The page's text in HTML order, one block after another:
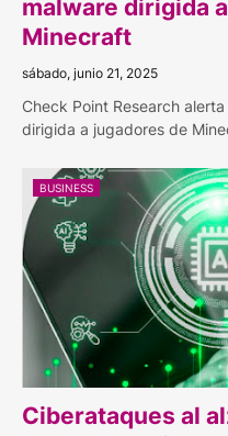
malware dirigida
Minecraft
sábado, junio 21, 2025
Check Point Research
dirigida a jugadores de
BUSINESS
Ciberataques al